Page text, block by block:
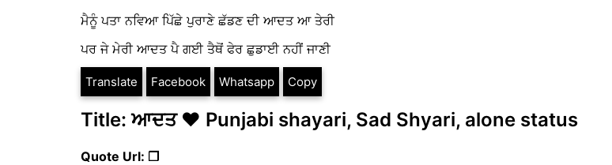
ਮੈਨੂੰ ਪਤਾ ਨਵਿਆ ਪਿੱਛੇ ਪੁਰਾਣੇ ਛੱਡਣ ਦੀ ਆਦਤ ਆ ਤੇਰੀ
ਪਰ ਜੇ ਮੇਰੀ ਆਦਤ ਪੈ ਗਈ ਤੈਥੋਂ ਫੇਰ ਛੁਡਾਈ ਨਹੀਂ ਜਾਣੀ
Translate Facebook Whatsapp Copy
Title: ਆਦਤ ❤️ Punjabi shayari, Sad Shyari, alone status
Quote Url: ❐